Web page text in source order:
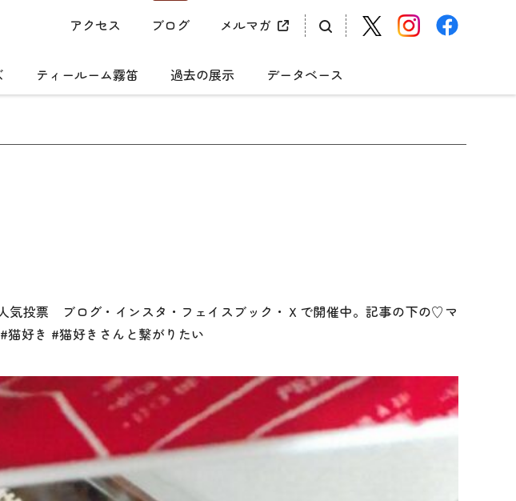
アクセス ブログ メルマガ
ティールーム霧笛 過去の展示 データベース
気投票 ブログ・インスタ・フェイスブック・Ｘで開催中。記事の下の♡マ
好き #猫好きさんと繋がりたい